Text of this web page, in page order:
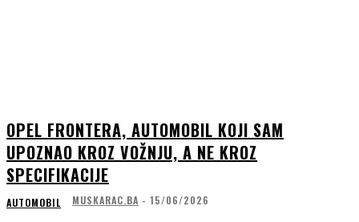
OPEL FRONTERA, AUTOMOBIL KOJI SAM
UPOZNAO KROZ VOŽNJU, A NE KROZ
SPECIFIKACIJE
AUTOMOBIL MUSKARAC.BA - 15/06/2026